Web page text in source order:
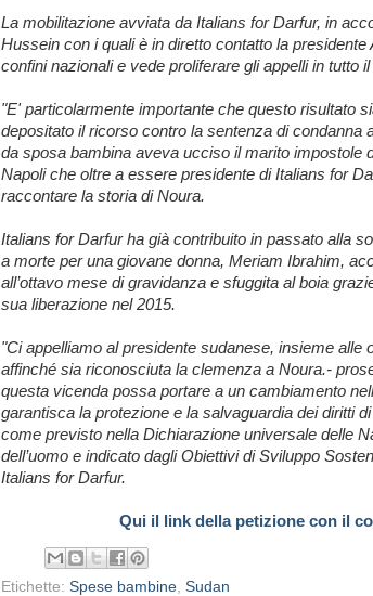
La mobilitazione avviata da Italians for Darfur, in
Hussein con i quali è in diretto contatto la
confini nazionali e vede proliferare gli appelli in tutto
"E' particolarmente importante che questo risultato
depositato il ricorso contro la sentenza di condanna
da sposa bambina aveva ucciso il marito impostole
Napoli che oltre a essere presidente di Italians for
raccontare la storia di Noura.
Italians for Darfur ha già contribuito in passato alla
a morte per una giovane donna, Meriam Ibrahim,
all’ottavo mese di gravidanza e sfuggita al boia
sua liberazione nel 2015.
"Ci appelliamo al presidente sudanese, insieme alle
affinché sia riconosciuta la clemenza a Noura.-
questa vicenda possa portare a un cambiamento
garantisca la protezione e la salvaguardia dei diritti
come previsto nella Dichiarazione universale delle
dell’uomo e indicato dagli Obiettivi di Sviluppo
Italians for Darfur.
Qui il link della petizione con il
Etichette: Spese bambine Sudan